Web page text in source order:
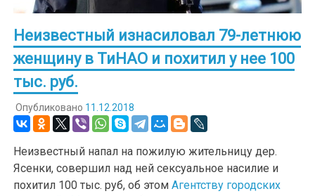
Неизвестный изнасиловал 79-летнюю
женщину в ТиНАО и похитил у нее 100
тыс. руб.
Опубликовано 11.12.2018
Неизвестный напал на пожилую жительницу дер.
Ясенки, совершил над ней сексуальное насилие и
похитил 100 тыс. руб, об этомАгентству городских